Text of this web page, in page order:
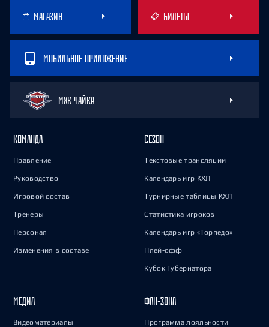
МАГАЗИН БИЛЕТЫ
МОБИЛЬНОЕ ПРИЛОЖЕНИЕ
МХК ЧАЙКА
КОМАНДА
Правление
Руководство
Игровой состав
Тренеры
Персонал
Изменения в составе
СЕЗОН
Текстовые трансляции
Календарь игр КХЛ
Турнирные таблицы КХЛ
Статистика игроков
Календарь игр «Торпедо»
Плей-офф
Кубок Губернатора
МЕДИА
Видеоматериалы
ФАН-ЗОНА
Программа лояльности